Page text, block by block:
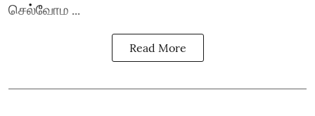
செல்வோம ...
Read More